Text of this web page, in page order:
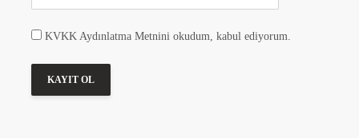
KVKK Aydınlatma Metnini okudum, kabul ediyorum.